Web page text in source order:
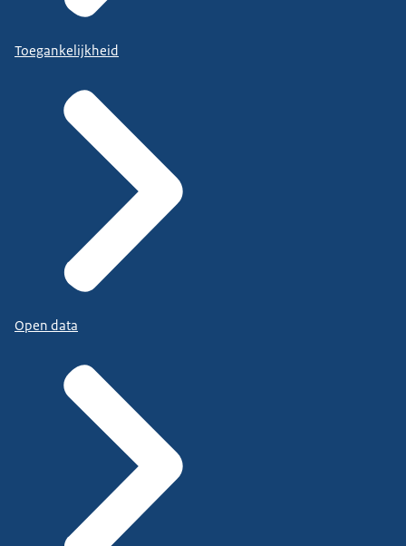
Toegankelijkheid
Open data